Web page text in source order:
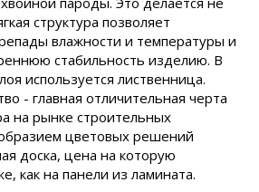
структура позволяет
влажности и температуры и
стабильность изделию. В
используется лиственница.
- главная отличительная черта
на рынке строительных
цветовых решений
доска, цена на которую
как на панели из ламината.